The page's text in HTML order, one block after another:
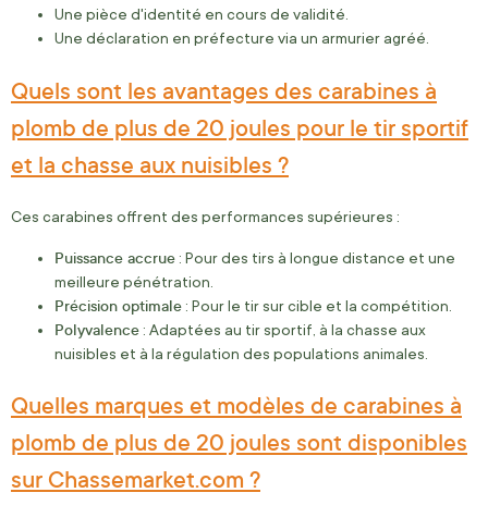
Une pièce d'identité en cours de validité.
Une déclaration en préfecture via un armurier agréé.
Quels sont les avantages des carabines à
plomb de plus de 20 joules pour le tir sportif
et la chasse aux nuisibles ?
Ces carabines offrent des performances supérieures :
Puissance accrue : Pour des tirs à longue distance et une
meilleure pénétration.
Précision optimale : Pour le tir sur cible et la compétition.
Polyvalence : Adaptées au tir sportif, à la chasse aux
nuisibles et à la régulation des populations animales.
Quelles marques et modèles de carabines à
plomb de plus de 20 joules sont disponibles
sur Chassemarket.com ?